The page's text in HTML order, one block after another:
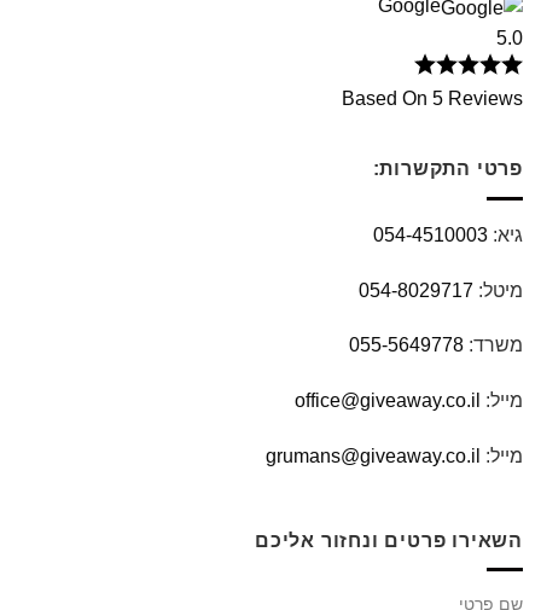
Google
5.0
Based On 5 Reviews
פרטי התקשרות:
גיא: 054-4510003
מיטל: 054-8029717
משרד: 055-5649778
מייל: office@giveaway.co.il
מייל: grumans@giveaway.co.il
השאירו פרטים ונחזור אליכם
שם פרטי